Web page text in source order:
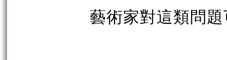
藝術家對這類問